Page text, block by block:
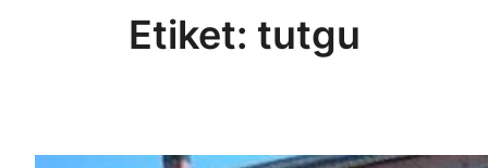
Etiket: tutgu